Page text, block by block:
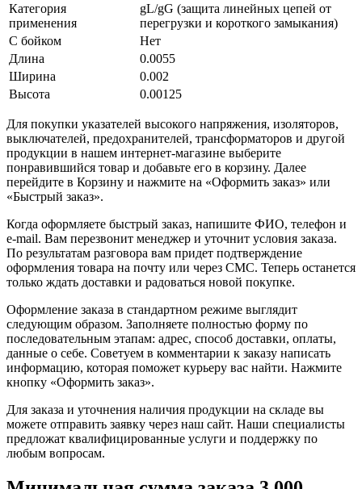
Категория
применения
gL/gG (защита линейных цепей от
перегрузки и короткого замыкания)
С бойком
Нет
Длина
0.0055
Ширина
0.002
Высота
0.00125
Для покупки указателей высокого напряжения, изоляторов,
выключателей, предохранителей, трансформаторов и другой
продукции в нашем интернет-магазине выберите
понравившийся товар и добавьте его в корзину. Далее
перейдите в Корзину и нажмите на «Оформить заказ» или
«Быстрый заказ».
Когда оформляете быстрый заказ, напишите ФИО, телефон и
e-mail. Вам перезвонит менеджер и уточнит условия заказа.
По результатам разговора вам придет подтверждение
оформления товара на почту или через СМС. Теперь останется
только ждать доставки и радоваться новой покупке.
Оформление заказа в стандартном режиме выглядит
следующим образом. Заполняете полностью форму по
последовательным этапам: адрес, способ доставки, оплаты,
данные о себе. Советуем в комментарии к заказу написать
информацию, которая поможет курьеру вас найти. Нажмите
кнопку «Оформить заказ».
Для заказа и уточнения наличия продукции на складе вы
можете отправить заявку через наш сайт. Наши специалисты
предложат квалифицированные услуги и поддержку по
любым вопросам.